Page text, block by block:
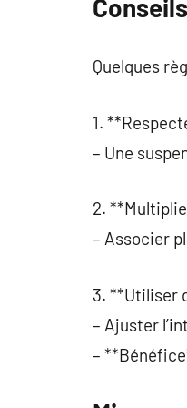
Quelques
1.
– Une
2.
– Associer
3. **Utiliser
– Ajuster
–